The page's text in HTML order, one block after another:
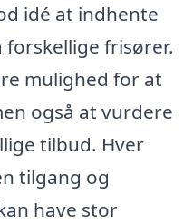
idé at indhente
frisører.
mulighed for at
også at vurdere
tilbud. Hver
tilgang og
have stor